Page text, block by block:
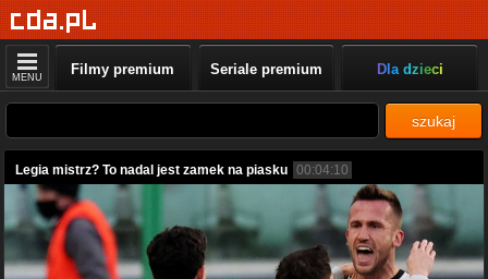
MENU Filmy premium Seriale premium Dla dzieci
szukaj
Legia mistrz? To nadal jest zamek na piasku 00:04:10